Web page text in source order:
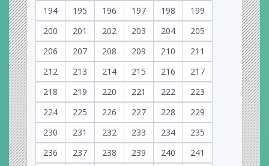
194
195 196 197 198
199
200
201 202 203 204
205
206
207 208 209 210
211
212
213 214 215 216
217
218
219 220 221 222
223
224
225 226 227 228
229
230
231 232 233 234
235
236
237 238 239 240
241